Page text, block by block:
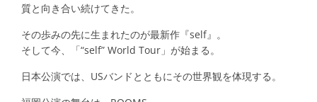
質と向き合い続けてきた。
その歩みの先に生まれたのが最新作『self』。
そして今、「“self” World Tour」が始まる。
日本公演では、USバンドとともにその世界観を体現する。